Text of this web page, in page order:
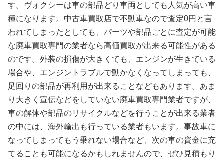
す。ヴォクシーは車の部品どり車両としても人気が高い車
種になります。中古車買取店で不動車なので査定0円と言
われてしまったとしても、パーツや部品ごとに査定が可能
な廃車買取専門の業者なら高価買取が出来る可能性がある
のです。外装の損傷が大きくても、エンジンが生きている
場合や、エンジントラブルで動かなくなってしまっても、
足回りの部品が再利用が出来ることなどもあります。あま
り大きく宣伝などをしていない廃車買取専門業者ですが、
車の解体や部品のリサイクルなどを行うことが出来る業者
の中には、海外輸出も行っている業者もいます。事故車に
なってしまってもう乗れない場合など、次の車の資金に充
てることも可能になるかもしれませんので、ぜひ見積もり